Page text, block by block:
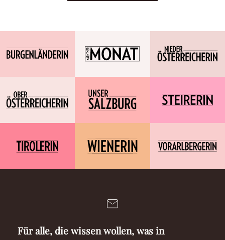
Für alle, die wissen wollen, was in